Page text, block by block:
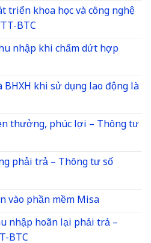
triển khoa học và công nghệ
BTC
nhập khi chấm dứt hợp
khi sử dụng lao động là
thưởng, phúc lợi – Thông tư
phải trả – Thông tư số
vào phần mềm Misa
nhập hoãn lại phải trả –
BTC